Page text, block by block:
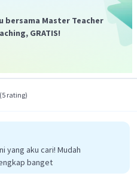
bersama Master Teacher
GRATIS!
(5 rating)
yang aku cari! Mudah
banget